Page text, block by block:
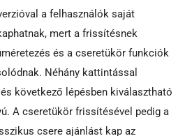
a felhasználók saját
mert a frissítésnek
és a cseretükör funkciók
Néhány kattintással
következő lépésben kiválasztható
A cseretükör frissítésével pedig a
csere ajánlást kap az